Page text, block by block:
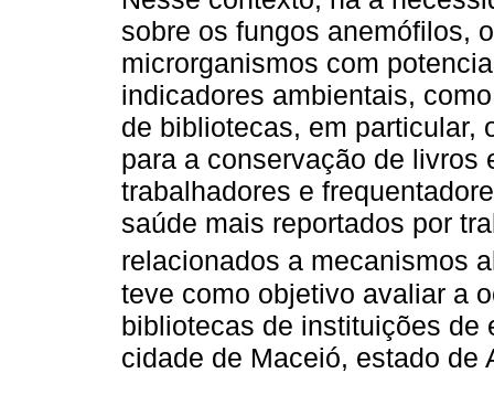
sobre os fungos anemófilos,
microrganismos com
indicadores ambientais,
de bibliotecas, em particular,
para a conservação de livros
trabalhadores e
saúde mais reportados por
relacionados a mecanismos
teve como objetivo avaliar a
bibliotecas de instituições de
cidade de Maceió, estado de